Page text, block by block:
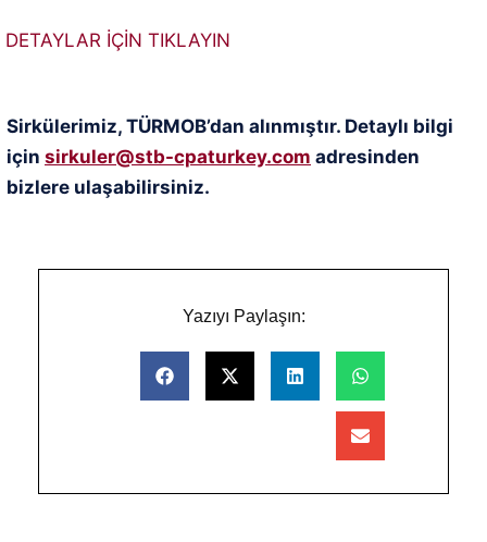
DETAYLAR İÇİN TIKLAYIN
Sirkülerimiz, TÜRMOB’dan alınmıştır. Detaylı bilgi
için sirkuler@stb-cpaturkey.com adresinden
bizlere ulaşabilirsiniz.
Yazıyı Paylaşın: